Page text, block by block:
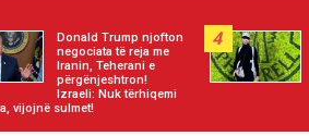
Donald Trump njofton
negociata të reja me
Iranin, Teherani e
përgënjeshtron!
Izraeli: Nuk tërhiqemi
vijojnë sulmet!
4